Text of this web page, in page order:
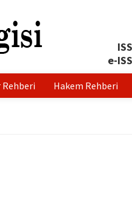
e-
Rehberi Hakem Rehberi